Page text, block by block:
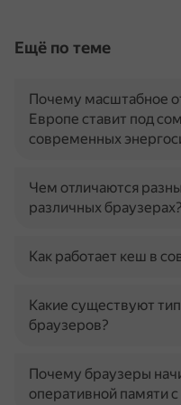
Ещё по теме
Почему масштабное
Европе ставит под
современных
Чем отличаются
различных браузерах?
Как работает кеш в
Какие существуют
браузеров?
Почему браузеры
оперативной памяти